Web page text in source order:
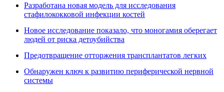
Разработана новая модель для исследования
стафилококковой инфекции костей
Новое исследование показало, что моногамия оберегает
людей от риска детоубийства
Предотвращение отторжения трансплантатов легких
Обнаружен ключ к развитию периферической нервной
системы